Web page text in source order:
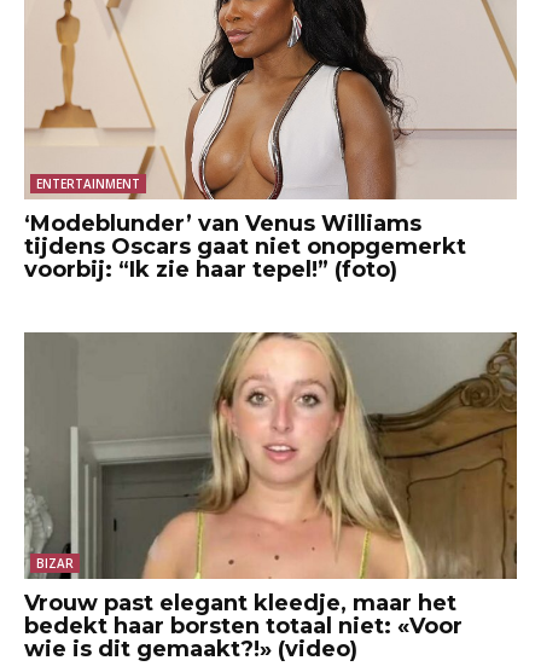
ENTERTAINMENT
‘Modeblunder’ van Venus Williams
tijdens Oscars gaat niet onopgemerkt
voorbij: “Ik zie haar tepel!” (foto)
BIZAR
Vrouw past elegant kleedje, maar het
bedekt haar borsten totaal niet: «Voor
wie is dit gemaakt?!» (video)